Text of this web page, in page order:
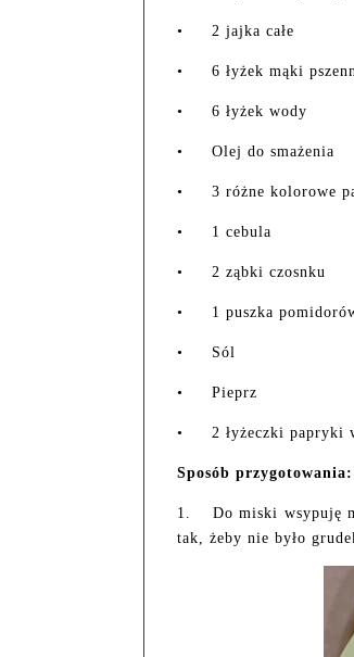
• 2 jajka całe
• 6 łyżek mąki
• 6 łyżek wody
• Olej do smażenia
• 3 różne kolorowe
• 1 cebula
• 2 ząbki czosnku
• 1 puszka
• Sól
• Pieprz
• 2 łyżeczki papryki
Sposób przygotowania:
1.
Do miski wsypuję
tak, żeby nie było